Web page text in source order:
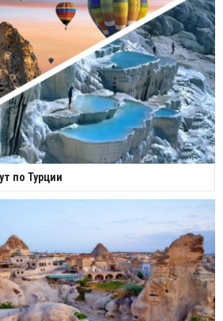
по Турции